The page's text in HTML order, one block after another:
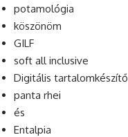
potamológia
köszönöm
GILF
soft all inclusive
Digitális tartalomkészítő
panta rhei
és
Entalpia